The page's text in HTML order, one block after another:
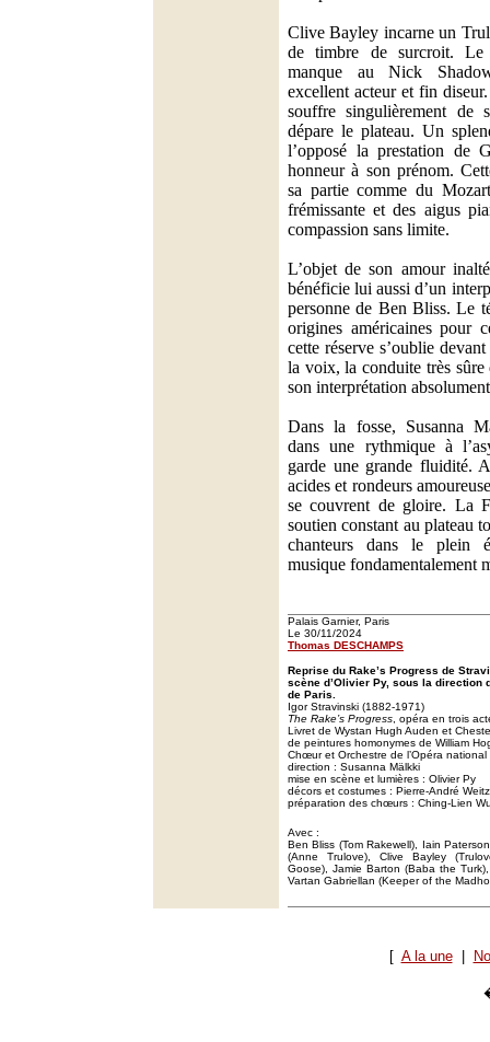
Clive Bayley incarne un
de timbre de surcroit. Le
manque au Nick
excellent acteur et fin
souffre singulièrement de
dépare le plateau. Un
l’opposé la prestation de
honneur à son prénom.
sa partie comme du
frémissante et des aigus
compassion sans limite.
L’objet de son amour
bénéficie lui aussi d’un
personne de Ben Bliss. Le
origines américaines pour
cette réserve s’oublie
la voix, la conduite très
son interprétation
Dans la fosse, Susanna
dans une rythmique à
garde une grande fluidité.
acides et rondeurs
se couvrent de gloire. La
soutien constant au plateau
chanteurs dans le plein
musique fondamentalement
Palais Garnier, Paris
Le 30/11/2024
Thomas DESCHAMPS
Reprise du Rake’s Progress de
scène d’Olivier Py, sous la direction
de Paris.
Igor Stravinski (1882-1971)
The Rake’s Progress , opéra en trois
Livret de Wystan Hugh Auden et
de peintures homonymes de William
Chœur et Orchestre de l’Opéra national
direction : Susanna Mälkki
mise en scène et lumières : Olivier Py
décors et costumes : Pierre-André Weitz
préparation des chœurs : Ching-Lien
Avec :
Ben Bliss (Tom Rakewell), Iain
(Anne Trulove), Clive Bayley
Goose), Jamie Barton (Baba the
Vartan Gabriellan (Keeper of the
[ A la une|